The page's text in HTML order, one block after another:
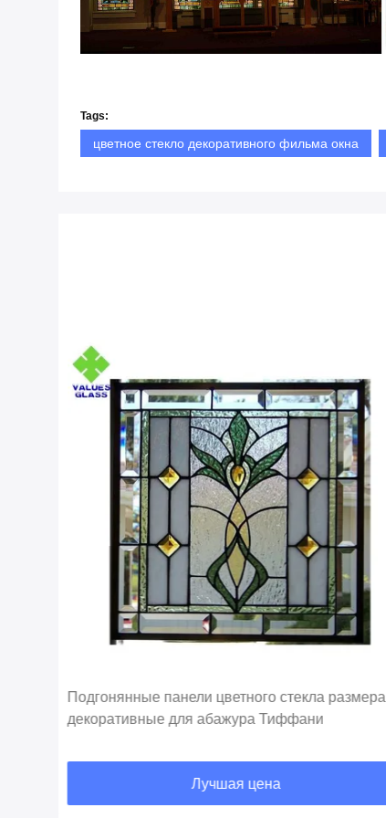
Tags:
цветное стекло декоративного фильма окна
Подгонянные панели цветного стекла размера
декоративные для абажура Тиффани
Лучшая цена